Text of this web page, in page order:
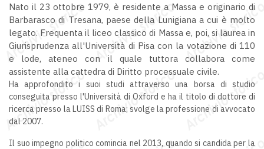
Nato il 23 ottobre 1979, è residente a Massa e originario di
Barbarasco di Tresana, paese della Lunigiana a cui è molto
legato. Frequenta il liceo classico di Massa e, poi, si laurea in
Giurisprudenza all'Università di Pisa con la votazione di 110
e lode, ateneo con il quale tuttora collabora come
assistente alla cattedra di Diritto processuale civile.
Ha approfondito i suoi studi attraverso una borsa di studio
conseguita presso l'Università di Oxford e ha il titolo di dottore di
ricerca presso la LUISS di Roma; svolge la professione di avvocato
dal 2007.
Il suo impegno politico comincia nel 2013, quando si candida per la